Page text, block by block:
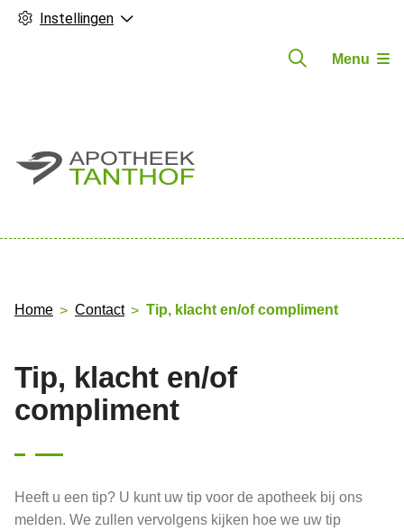
Instellingen
Menu
Home Contact Tip, klacht en/of compliment
Tip, klacht en/of
compliment
Heeft u een tip? U kunt uw tip voor de apotheek bij ons
melden. We zullen vervolgens kijken hoe we uw tip